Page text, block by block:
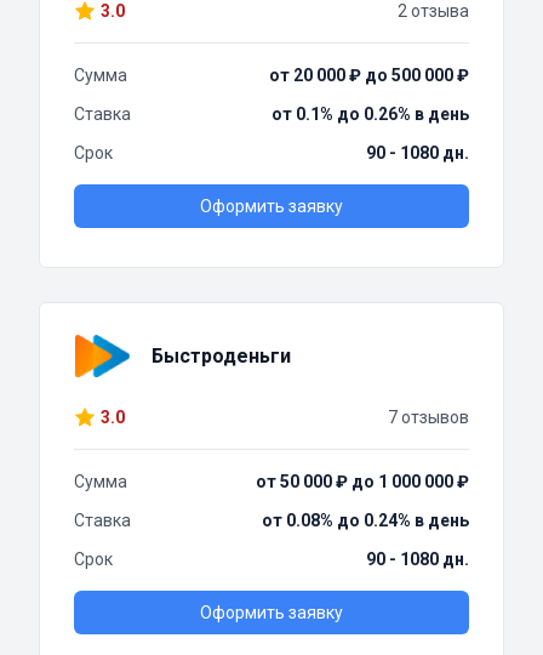
3.0 2 отзыва
Сумма
от 20 000 ₽ до 500 000 ₽
Ставка
от 0.1% до 0.26% в день
Срок
90 - 1080 дн.
Оформить заявку
Быстроденьги
3.0 7 отзывов
Сумма
от 50 000 ₽ до 1 000 000 ₽
Ставка
от 0.08% до 0.24% в день
Срок
90 - 1080 дн.
Оформить заявку